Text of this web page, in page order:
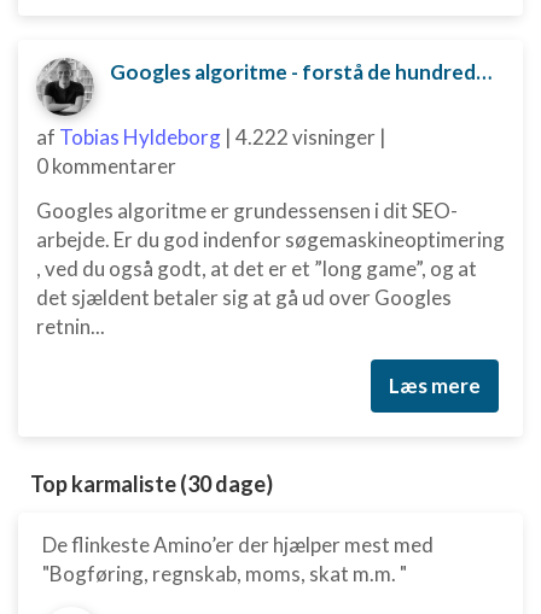
Googles algoritme - forstå de hundredvis af parametre bag
af Tobias Hyldeborg | 4.222 visninger |
0 kommentarer
Googles algoritme er grundessensen i dit SEO-
arbejde. Er du god indenfor søgemaskineoptimering
, ved du også godt, at det er et ”long game”, og at
det sjældent betaler sig at gå ud over Googles
retnin...
Læs mere
Top karmaliste (30 dage)
De flinkeste Amino’er der hjælper mest med
"Bogføring, regnskab, moms, skat m.m. "